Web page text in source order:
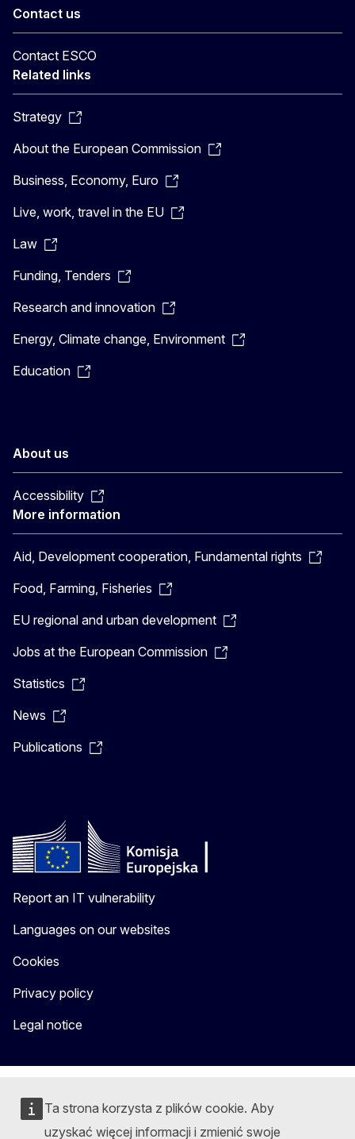
Ta strona korzysta z plików cookie. Aby
uzyskać więcej informacji i zmienić swoje
Contact us
Contact ESCO
Related links
Strategy
About the European Commission
Business, Economy, Euro
Live, work, travel in the EU
Law
Funding, Tenders
Research and innovation
Energy, Climate change, Environment
Education
About us
Accessibility
More information
Aid, Development cooperation, Fundamental rights
Food, Farming, Fisheries
EU regional and urban development
Jobs at the European Commission
Statistics
News
Publications
Report an IT vulnerability
Languages on our websites
Cookies
Privacy policy
Legal notice